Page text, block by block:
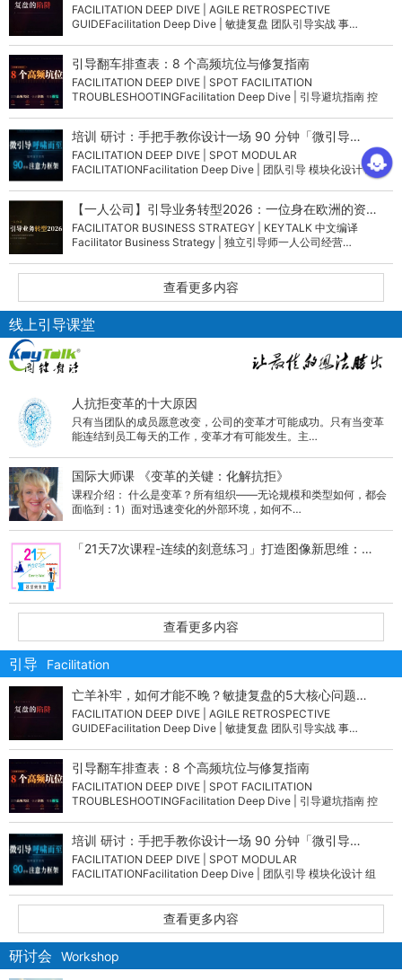
FACILITATION DEEP DIVE | AGILE RETROSPECTIVE
GUIDEFacilitation Deep Dive | 敏捷复盘 团队引导实战 事…
引导翻车排查表：8 个高频坑位与修复指南
FACILITATION DEEP DIVE | SPOT FACILITATION
TROUBLESHOOTINGFacilitation Deep Dive | 引导避坑指南 控
培训 研讨：手把手教你设计一场 90 分钟「微引导…
FACILITATION DEEP DIVE | SPOT MODULAR
FACILITATIONFacilitation Deep Dive | 团队引导 模块化设计 组
【一人公司】引导业务转型2026：一位身在欧洲的资…
FACILITATOR BUSINESS STRATEGY | KEYTALK 中文编译
Facilitator Business Strategy | 独立引导师一人公司经营…
查看更多内容
线上引导课堂
人抗拒变革的十大原因
只有当团队的成员愿意改变，公司的变革才可能成功。只有当变革
能连结到员工每天的工作，变革才有可能发生。主…
国际大师课 《变革的关键：化解抗拒》
课程介绍： 什么是变革？所有组织——无论规模和类型如何，都会
面临到：1）面对迅速变化的外部环境，如何不…
「21天7次课程-连续的刻意练习」打造图像新思维：…
查看更多内容
引导
Facilitation
亡羊补牢，如何才能不晚？敏捷复盘的5大核心问题…
FACILITATION DEEP DIVE | AGILE RETROSPECTIVE
GUIDEFacilitation Deep Dive | 敏捷复盘 团队引导实战 事…
引导翻车排查表：8 个高频坑位与修复指南
FACILITATION DEEP DIVE | SPOT FACILITATION
TROUBLESHOOTINGFacilitation Deep Dive | 引导避坑指南 控
培训 研讨：手把手教你设计一场 90 分钟「微引导…
FACILITATION DEEP DIVE | SPOT MODULAR
FACILITATIONFacilitation Deep Dive | 团队引导 模块化设计 组
查看更多内容
研讨会 Workshop